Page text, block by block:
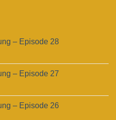
– Episode 28
– Episode 27
– Episode 26